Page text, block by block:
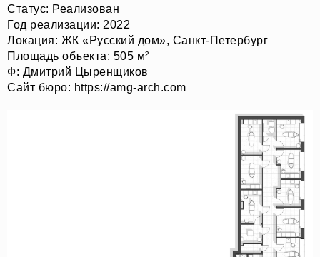
Статус: Реализован
Год реализации: 2022
Локация: ЖК «Русский дом», Санкт-Петербург
Площадь объекта: 505 м²
Ф: Дмитрий Цыренщиков
Сайт бюро: https://amg-arch.com